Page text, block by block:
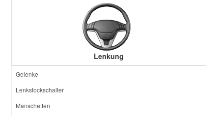
Lenkung
Gelenke
Lenkstockschalter
Manschetten